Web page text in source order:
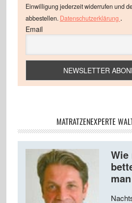
Einwilligung jederzeit widerrufen und
abbestellen. Datenschutzerklärung .
Email
MATRATZENEXPERTE
Wie
man